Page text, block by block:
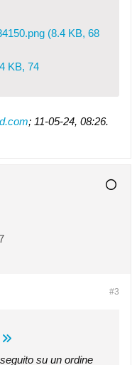
(8.4 KB, 68
KB, 74
; 11-05-24, 08:26.
#3
su un ordine